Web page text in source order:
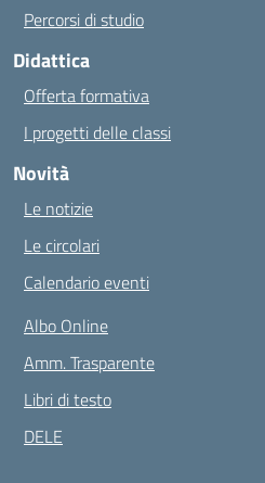
Percorsi di studio
Didattica
Offerta formativa
I progetti delle classi
Novità
Le notizie
Le circolari
Calendario eventi
Albo Online
Amm. Trasparente
Libri di testo
DELE